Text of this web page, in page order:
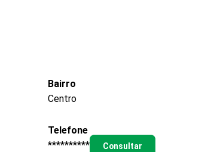
Bairro
Centro
Telefone
**********
Consultar